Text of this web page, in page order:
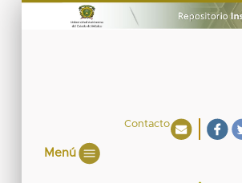
Contacto
Menú